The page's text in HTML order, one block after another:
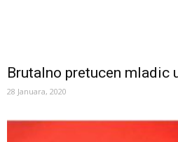
Brutalno pretucen mladic
28 Januara, 2020